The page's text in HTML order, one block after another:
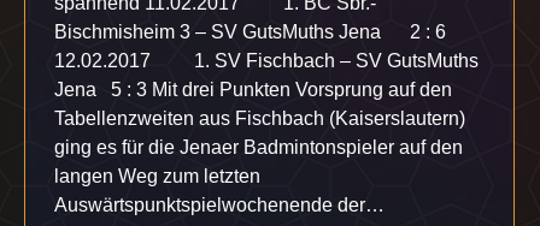
Bischmisheim 3 – SV GutsMuths Jena 2 : 6
12.02.2017 1. SV Fischbach – SV GutsMuths
Jena 5 : 3 Mit drei Punkten Vorsprung auf den
Tabellenzweiten aus Fischbach (Kaiserslautern)
ging es für die Jenaer Badmintonspieler auf den
langen Weg zum letzten
Auswärtspunktspielwochenende der…